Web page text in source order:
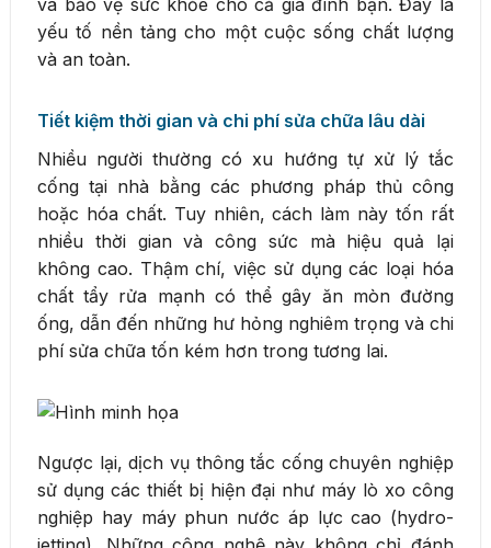
và bảo vệ sức khỏe cho cả gia đình bạn. Đây là
yếu tố nền tảng cho một cuộc sống chất lượng
và an toàn.
Tiết kiệm thời gian và chi phí sửa chữa lâu dài
Nhiều người thường có xu hướng tự xử lý tắc
cống tại nhà bằng các phương pháp thủ công
hoặc hóa chất. Tuy nhiên, cách làm này tốn rất
nhiều thời gian và công sức mà hiệu quả lại
không cao. Thậm chí, việc sử dụng các loại hóa
chất tẩy rửa mạnh có thể gây ăn mòn đường
ống, dẫn đến những hư hỏng nghiêm trọng và chi
phí sửa chữa tốn kém hơn trong tương lai.
Ngược lại, dịch vụ thông tắc cống chuyên nghiệp
sử dụng các thiết bị hiện đại như máy lò xo công
nghiệp hay máy phun nước áp lực cao (hydro-